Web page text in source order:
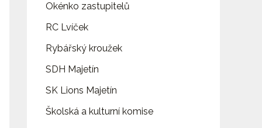
Okénko zastupitelů
RC Lvíček
Rybářský kroužek
SDH Majetín
SK Lions Majetín
Školská a kulturní komise